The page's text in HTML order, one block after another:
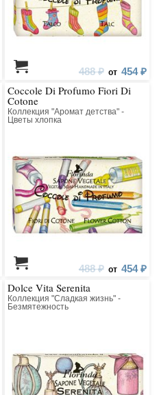
488 ₽ от 454 ₽
Coccole Di Profumo Fiori Di
Cotone
Коллекция "Аромат детства" -
Цветы хлопка
488 ₽ от 454 ₽
Dolce Vita Serenita
Коллекция "Сладкая жизнь" -
Безмятежность